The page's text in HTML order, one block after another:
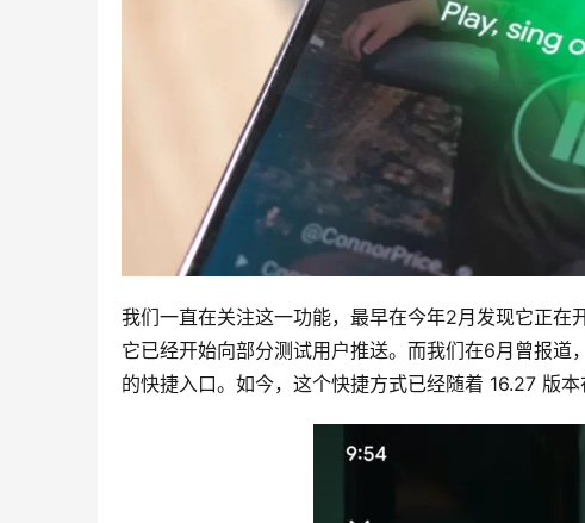
我们一直在关注这一功能，最早在今年2月发现它正在
它已经开始向部分测试用户推送。而我们在6月曾报
的快捷入口。如今，这个快捷方式已经随着 16.27 版本